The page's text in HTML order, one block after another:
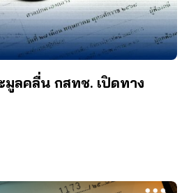
ลคลื่น กสทช. เปิดทาง